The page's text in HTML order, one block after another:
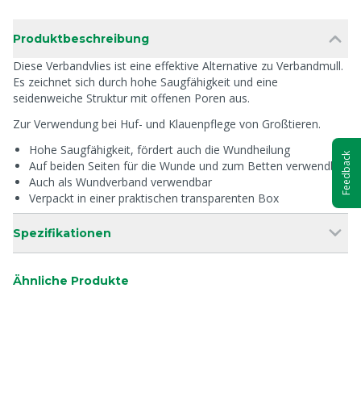
Produktbeschreibung
Diese Verbandvlies ist eine effektive Alternative zu Verbandmull.
Es zeichnet sich durch hohe Saugfähigkeit und eine
seidenweiche Struktur mit offenen Poren aus.
Zur Verwendung bei Huf- und Klauenpflege von Großtieren.
Hohe Saugfähigkeit, fördert auch die Wundheilung
Auf beiden Seiten für die Wunde und zum Betten verwendbar
Auch als Wundverband verwendbar
Verpackt in einer praktischen transparenten Box
Spezifikationen
Ähnliche Produkte
Feedback